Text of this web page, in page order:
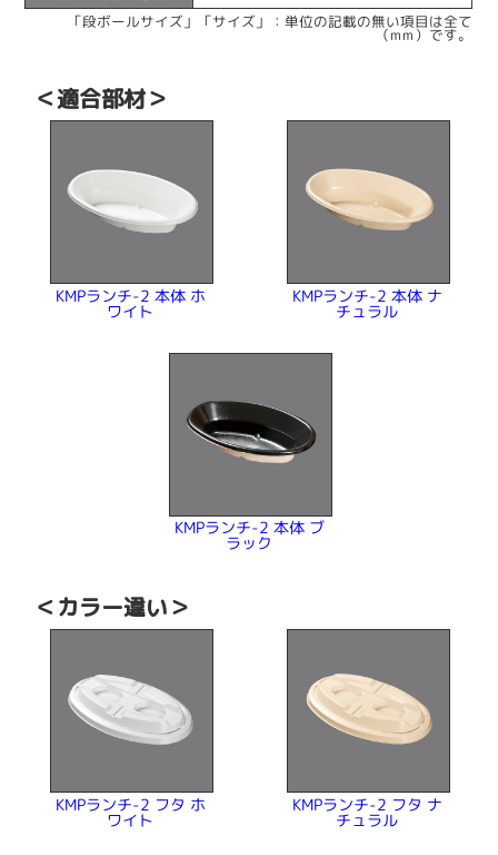
「段ボールサイズ」「サイズ」：単位の記載の無い項目は全て
（mm）です。
＜適合部材＞
KMPランチ-2 本体 ホ
ワイト
KMPランチ-2 本体 ナ
チュラル
KMPランチ-2 本体 ブ
ラック
＜カラー違い＞
KMPランチ-2 フタ ホ
ワイト
KMPランチ-2 フタ ナ
チュラル